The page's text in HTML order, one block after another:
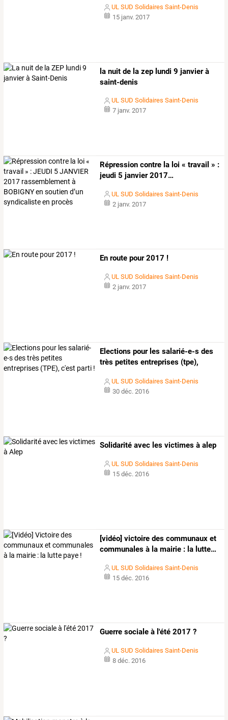
UL SUD Solidaires Saint-Denis
15 janv. 2017
la nuit de la zep lundi 9 janvier à
saint-denis
UL SUD Solidaires Saint-Denis
7 janv. 2017
Répression contre la loi « travail » :
jeudi 5 janvier2017…
UL SUD Solidaires Saint-Denis
2 janv. 2017
En route pour 2017 !
UL SUD Solidaires Saint-Denis
2 janv. 2017
Elections pourles salarié-e-s des
très petites entreprises (tpe),
UL SUD Solidaires Saint-Denis
30 déc. 2016
Solidarité avec les victimes à alep
UL SUD Solidaires Saint-Denis
15 déc. 2016
[vidéo] victoire des communaux et
communales à la mairie : la lutte…
UL SUD Solidaires Saint-Denis
15 déc. 2016
Guerre sociale à l'été 2017 ?
UL SUD Solidaires Saint-Denis
8 déc. 2016